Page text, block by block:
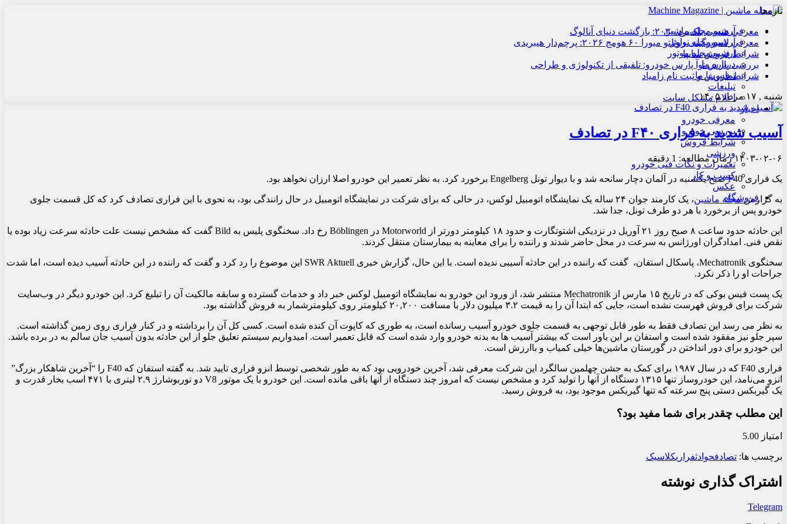
آرشیو مجله ماشین
آرشیو مجله نوآور
آرشیو مجله موتور
درباره ما
تماس با ما
تبلیغات
اعلام مشکل سایت
اخبار
معرفی خودرو
بررسی خودرو
شرایط فروش
ورزشی
تعمیرات و نکات فنی خودرو
کسب و کار
عکس
فروشگاه
تازه‌ها
معرفی هنسی بلک‌برد ۲۰۳۰: بازگشت دنیای آنالوگ
معرفی لامبورگینی روئلتو میورا ۶۰ هومج ۲۰۲۶: پرچم‌دار هیبریدی
شرایط فروش سایپا
بررسی پارس نوآ پارس خودرو: تلفیقی از تکنولوژی و طراحی
شرایط فروش و ثبت نام زامیاد
شنبه , ۱۷ مرداد ۱۴۰۵
آسیب شدید به فراری F۴۰ در تصادف
۱۴۰۳-۰۲-۰۶زمان مطالعه: 1 دقیقه
یک فراری F40 صبح یکشنبه در آلمان دچار سانحه شد و با دیوار تونل Engelberg برخورد کرد. به نظر تعمیر این خودرو اصلا ارزان نخواهد بود.
به گزارشمجله ماشین
، یک کارمند جوان ۲۴ ساله یک نمایشگاه اتومبیل لوکس، در حالی که برای شرکت در نمایشگاه اتومبیل در حال رانندگی بود، به نحوی با این فراری تصادف کرد که کل قسمت جلوی
خودرو پس از برخورد با هر دو طرف تونل، جدا شد.
این حادثه حدود ساعت ۸ صبح روز ۲۱ آوریل در نزدیکی اشتوتگارت و حدود ۱۸ کیلومتر دورتر از Motorworld در Böblingen رخ داد. سخنگوی پلیس به Bild گفت که مشخص نیست علت حادثه سرعت زیاد بوده یا
نقص فنی. امدادگران اورژانس به سرعت در محل حاضر شدند و راننده را برای معاینه به بیمارستان منتقل کردند.
سخنگوی Mechatronik، پاسکال استفان، گفت که راننده در این حادثه آسیبی ندیده است. با این حال، گزارش خبری SWR Aktuell این موضوع را رد کرد و گفت که راننده در این حادثه آسیب دیده است، اما شدت
جراحات او را ذکر نکرد.
یک پست فیس بوکی که در تاریخ ۱۵ مارس از Mechatronik منتشر شد، از ورود این خودرو به نمایشگاه اتومبیل لوکس خبر داد و خدمات گسترده و سابقه مالکیت آن را تبلیغ کرد. این خودرو دیگر در وب‌سایت
شرکت برای فروش فهرست نشده است، جایی که ابتدا آن را به قیمت ۳.۲ میلیون دلار با مسافت ۲۰,۲۰۰ کیلومتر روی کیلومترشمار به فروش گذاشته بود.
به نظر می رسد این تصادف فقط به طور قابل توجهی به قسمت جلوی خودرو آسیب رسانده است، به طوری که کاپوت آن کنده شده است. کسی کل آن را برداشته و در کنار فراری روی زمین گذاشته است.
سپر جلو نیز مفقود شده است و استفان بر این باور است که بیشتر آسیب ها به بدنه خودرو وارد شده است که قابل تعمیر است. امیدواریم سیستم تعلیق جلو از این حادثه بدون آسیب جان سالم به در برده باشد.
این خودرو برای دور انداختن در گورستان ماشین‌ها خیلی کمیاب و باارزش است.
فراری F40 که در سال ۱۹۸۷ برای کمک به جشن چهلمین سالگرد این شرکت معرفی شد، آخرین خودرویی بود که به طور شخصی توسط انزو فراری تایید شد. به گفته استفان که F40 را “آخرین شاهکار بزرگ”
انزو می‌نامد، این خودروساز تنها ۱۳۱۵ دستگاه از آنها را تولید کرد و مشخص نیست که امروز چند دستگاه از آنها باقی مانده است. این خودرو با یک موتور V8 دو توربوشارژ ۲.۹ لیتری با ۴۷۱ اسب بخار قدرت و
یک گیربکس دستی پنج سرعته که تنها گیربکس موجود بود، به فروش رسید.
این مطلب چقدر برای شما مفید بود؟
امتیاز 5.00
برچسب ها: تصادفحوادثفراریکلاسیک
اشتراک گذاری نوشته
Telegram